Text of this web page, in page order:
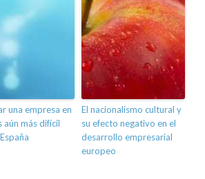
una empresa en
aún más difícil
El nacionalismo cultural y
su efecto negativo en el
desarrollo empresarial
europeo